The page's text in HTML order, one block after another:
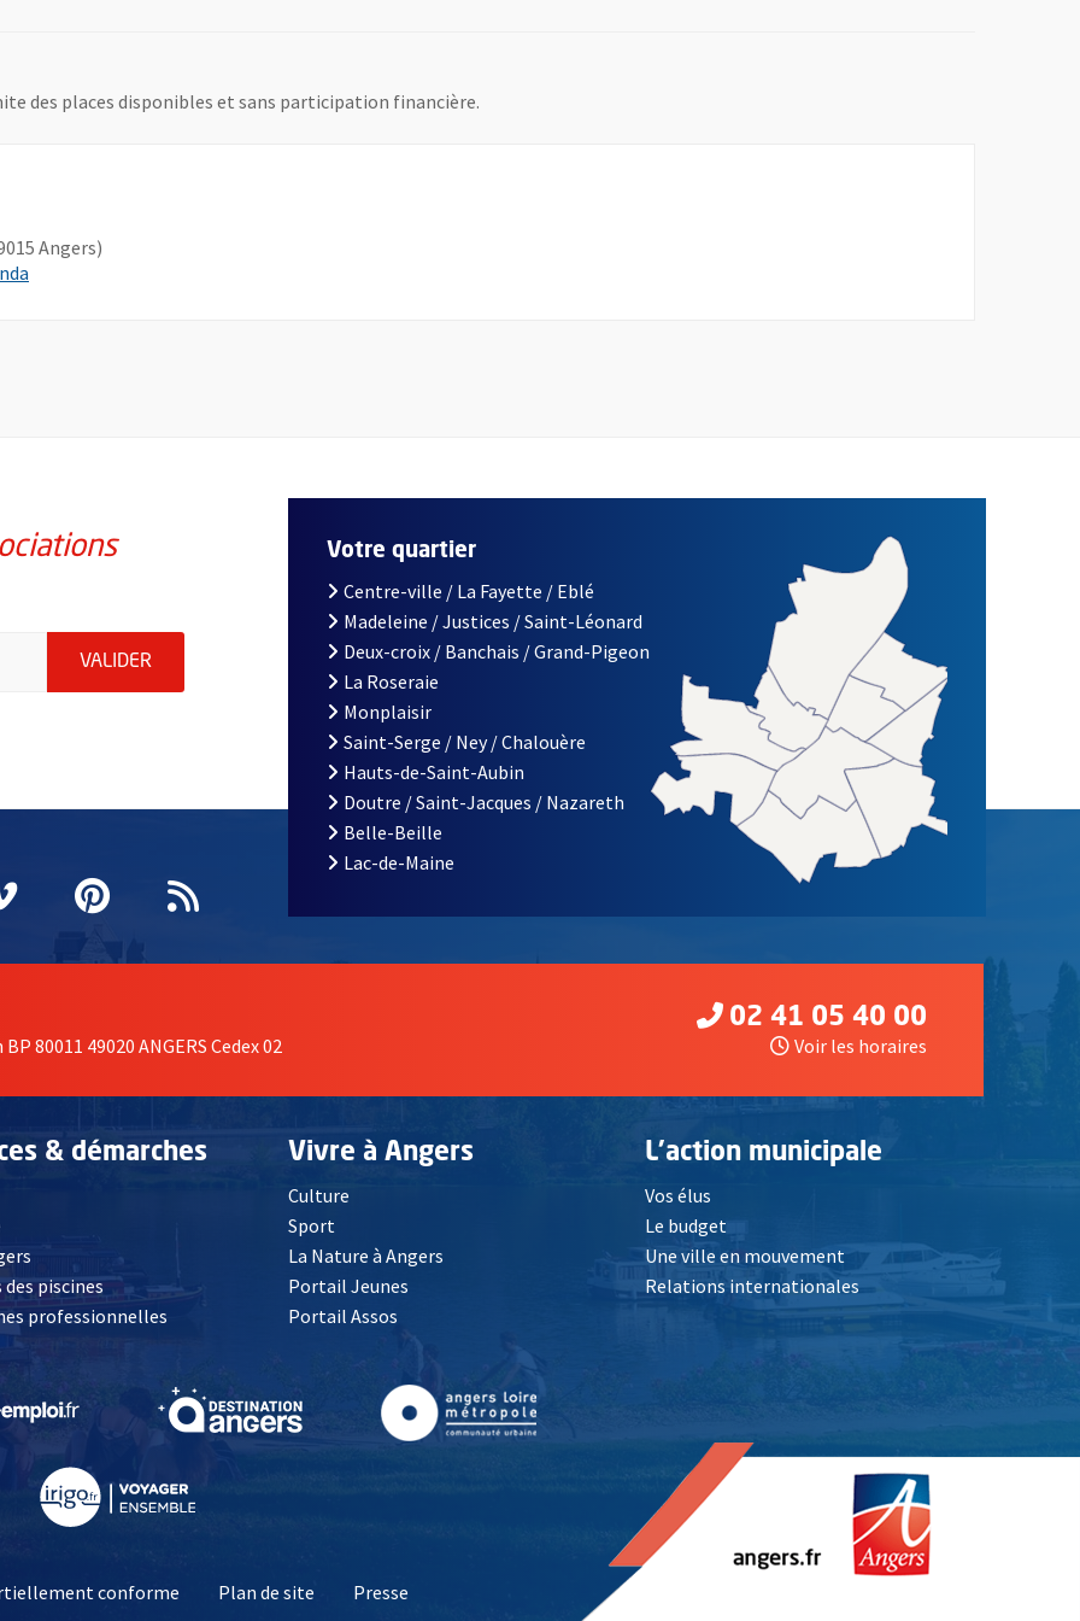
des places disponibles et sans participation financière.
Angers)
de la ville d'Angers, indiquez votre email (champ obligatoire)
VALIDER ENVOYER MA DEMANDE D'INSCRIPTION À LA LETTRE D'INFORMATION DES ASSOCIATIONS DE LA VILLE
fenêtrefenêtre
une nouvelle fenêtre
Vimeo
, Ouvre une nouvelle fenêtre
Pinterest
, Ouvre une nouvelle fenêtre
Flux RSS
Votre quartier
Centre-ville / La Fayette / Eblé
Madeleine / Justices / Saint-Léonard
Deux-croix / Banchais / Grand-Pigeon
La Roseraie
Monplaisir
Saint-Serge / Ney / Chalouère
Hauts-de-Saint-Aubin
Doutre / Saint-Jacques / Nazareth
Belle-Beille
Lac-de-Maine
80011 49020 ANGERS Cedex 02
02 41 05 40 00
Voir les horaires
& démarches
, Ouvre une nouvelle fenêtre
piscines
professionnelles
Vivre à Angers
Culture
Sport
La Nature à Angers
Portail Jeunes
Portail Assos
L'action municipale
Vos élus
Le budget
Une ville en mouvement
Relations internationales
fenêtre , Ouvre une nouvelle fenêtre , Ouvre une nouvelle fenêtre, Ouvre une nouvelle fenêtre
conforme Plan de site Presse , Ouvre une nouvelle fenêtre